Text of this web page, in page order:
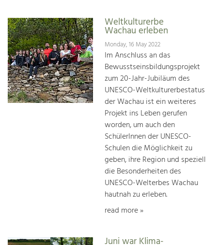
Weltkulturerbe
Wachau erleben
Monday, 16 May 2022
Im Anschluss an das
Bewusstseinsbildungsprojekt
zum 20-Jahr-Jubiläum des
UNESCO-Weltkulturerbestatus
der Wachau ist ein weiteres
Projekt ins Leben gerufen
worden, um auch den
SchülerInnen der UNESCO-
Schulen die Möglichkeit zu
geben, ihre Region und speziell
die Besonderheiten des
UNESCO-Welterbes Wachau
hautnah zu erleben.
read more »
Juni war Klima-